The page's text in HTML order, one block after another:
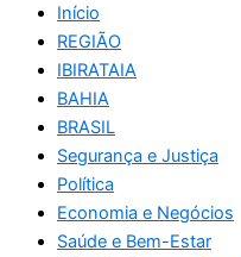
Início
REGIÃO
IBIRATAIA
BAHIA
BRASIL
Segurança e Justiça
Política
Economia e Negócios
Saúde e Bem-Estar